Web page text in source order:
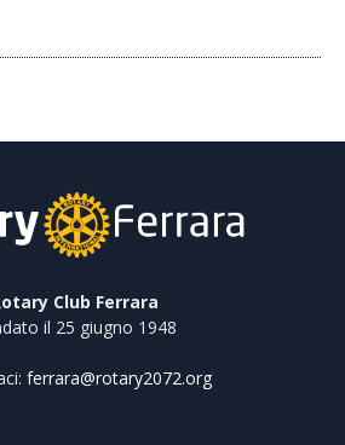
Club Ferrara
il 25 giugno 1948
ferrara@rotary2072.org